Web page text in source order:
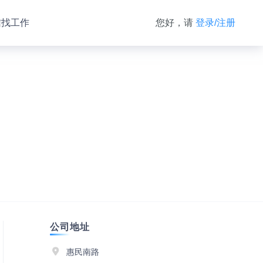
工作 您好，请 登录/注册
公司地址
惠民南路